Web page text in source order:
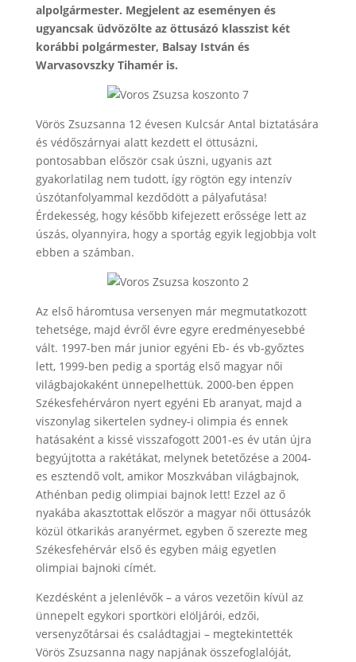
alpolgármester. Megjelent az eseményen és
ugyancsak üdvözölte az öttusázó klasszist két
korábbi polgármester, Balsay István és
Warvasovszky Tihamér is.
Vörös Zsuzsanna 12 évesen Kulcsár Antal biztatására
és védőszárnyai alatt kezdett el öttusázni,
pontosabban először csak úszni, ugyanis azt
gyakorlatilag nem tudott, így rögtön egy intenzív
úszótanfolyammal kezdődött a pályafutása!
Érdekesség, hogy később kifejezett erőssége lett az
úszás, olyannyira, hogy a sportág egyik legjobbja volt
ebben a számban.
Az első háromtusa versenyen már megmutatkozott
tehetsége, majd évről évre egyre eredményesebbé
vált. 1997-ben már junior egyéni Eb- és vb-győztes
lett, 1999-ben pedig a sportág első magyar női
világbajokaként ünnepelhettük. 2000-ben éppen
Székesfehérváron nyert egyéni Eb aranyat, majd a
viszonylag sikertelen sydney-i olimpia és ennek
hatásaként a kissé visszafogott 2001-es év után újra
begyújtotta a rakétákat, melynek betetőzése a 2004-
es esztendő volt, amikor Moszkvában világbajnok,
Athénban pedig olimpiai bajnok lett! Ezzel az ő
nyakába akasztottak először a magyar női öttusázók
közül ötkarikás aranyérmet, egyben ő szerezte meg
Székesfehérvár első és egyben máig egyetlen
olimpiai bajnoki címét.
Kezdésként a jelenlévők – a város vezetőin kívül az
ünnepelt egykori sportköri elöljárói, edzői,
versenyzőtársai és családtagjai – megtekintették
Vörös Zsuzsanna nagy napjának összefoglalóját,